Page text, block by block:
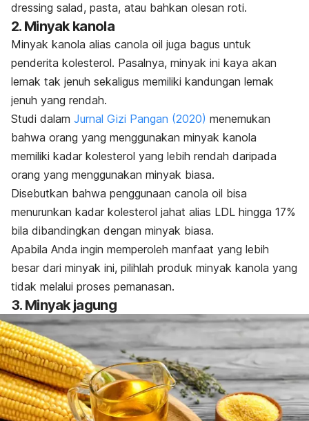
dressing salad, pasta, atau bahkan olesan roti.
2. Minyak kanola
Minyak kanola alias canola oil juga bagus untuk
penderita kolesterol. Pasalnya, minyak ini kaya akan
lemak tak jenuh sekaligus memiliki kandungan lemak
jenuh yang rendah.
Studi dalam Jurnal Gizi Pangan (2020) menemukan
bahwa orang yang menggunakan minyak kanola
memiliki kadar kolesterol yang lebih rendah daripada
orang yang menggunakan minyak biasa.
Disebutkan bahwa penggunaan canola oil bisa
menurunkan kadar kolesterol jahat alias LDL hingga 17%
bila dibandingkan dengan minyak biasa.
Apabila Anda ingin memperoleh manfaat yang lebih
besar dari minyak ini, pilihlah produk minyak kanola yang
tidak melalui proses pemanasan.
3. Minyak jagung